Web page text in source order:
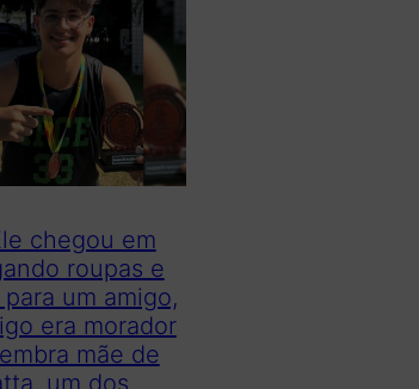
chegou em
roupas e
um amigo,
era morador
mãe de
um dos